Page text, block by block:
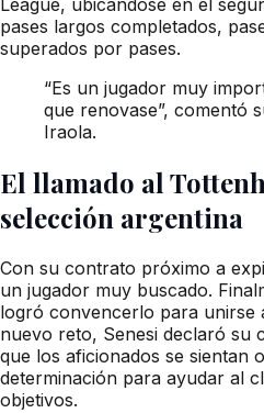
League, ubicándose en el
pases largos completados,
superados por pases.
“Es un jugador muy
que renovase”, comentó
Iraola.
El llamado al
selección argentina
Con su contrato próximo a
un jugador muy buscado.
logró convencerlo para unirse
nuevo reto, Senesi declaró su
que los aficionados se sientan
determinación para ayudar al
objetivos.